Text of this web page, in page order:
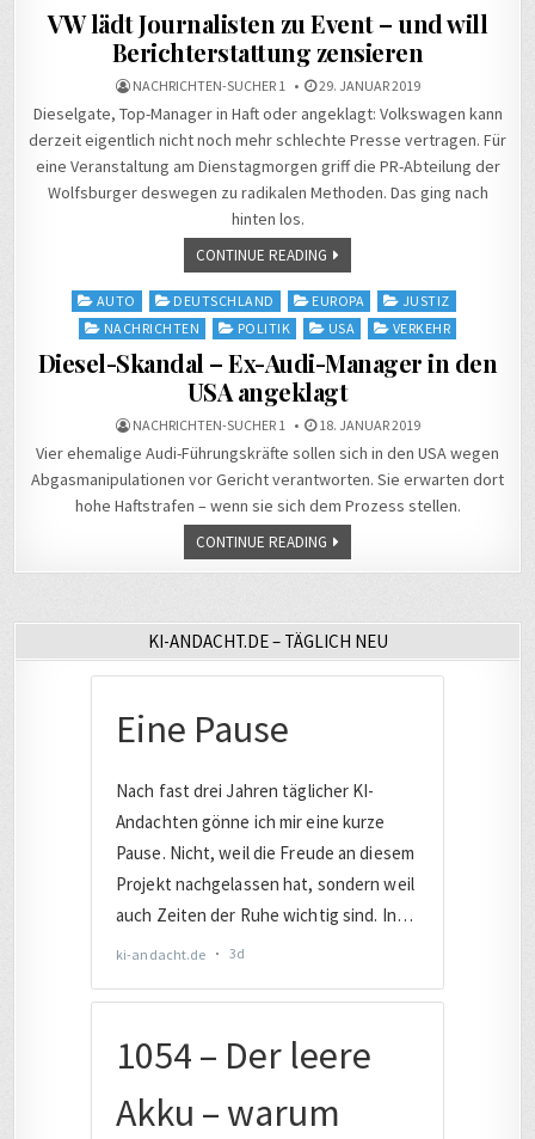
VW lädt Journalisten zu Event – und will
Berichterstattung zensieren
NACHRICHTEN-SUCHER 1 29. JANUAR 2019
Dieselgate, Top-Manager in Haft oder angeklagt: Volkswagen kann
derzeit eigentlich nicht noch mehr schlechte Presse vertragen. Für
eine Veranstaltung am Dienstagmorgen griff die PR-Abteilung der
Wolfsburger deswegen zu radikalen Methoden. Das ging nach
hinten los.
CONTINUE READING
Posted
AUTO DEUTSCHLAND EUROPA
JUSTIZ
NACHRICHTEN
POLITIK USA VERKEHR
Diesel-Skandal – Ex-Audi-Manager in den
USA angeklagt
NACHRICHTEN-SUCHER 1 18. JANUAR 2019
Vier ehemalige Audi-Führungskräfte sollen sich in den USA wegen
Abgasmanipulationen vor Gericht verantworten. Sie erwarten dort
hohe Haftstrafen – wenn sie sich dem Prozess stellen.
CONTINUE READING
KI-ANDACHT.DE – TÄGLICH NEU